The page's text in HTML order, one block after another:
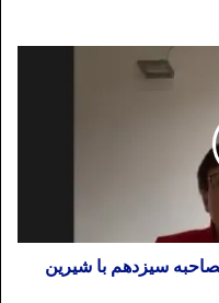
سیزدهم با شیرین